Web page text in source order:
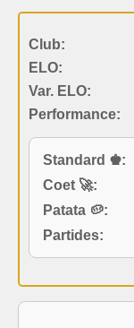
Club:
ELO:
Var. ELO:
Performance:
Standard ♚:
Coet 🚀:
Patata 🥔:
Partides: